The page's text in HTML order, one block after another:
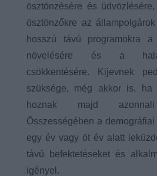
ösztönzésére és
ösztönzőkre az
hosszú távú programokra
növelésére és a
csökkentésére. Kijevnek
szüksége, még akkor is, ha
hoznak majd azonnali
Összességében a
egy év vagy öt év alatt
távú befektetéseket és
igényel.